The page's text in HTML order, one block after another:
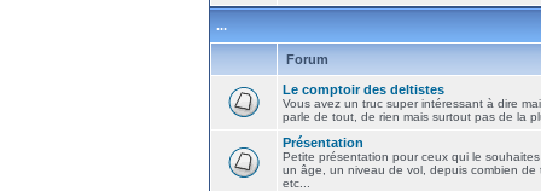
...
Forum
Le comptoir des deltistes
Vous avez un truc super intéressant à dire
parle de tout, de rien mais surtout pas de la
Présentation
Petite présentation pour ceux qui le
un âge, un niveau de vol, depuis combien de
etc...